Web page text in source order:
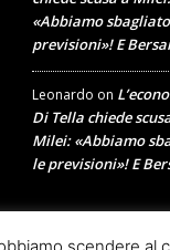
«Abbiamo
previsioni»! E
Leonardo on
Di Tella chiede
Milei: «Abbiamo
le previsioni»! E